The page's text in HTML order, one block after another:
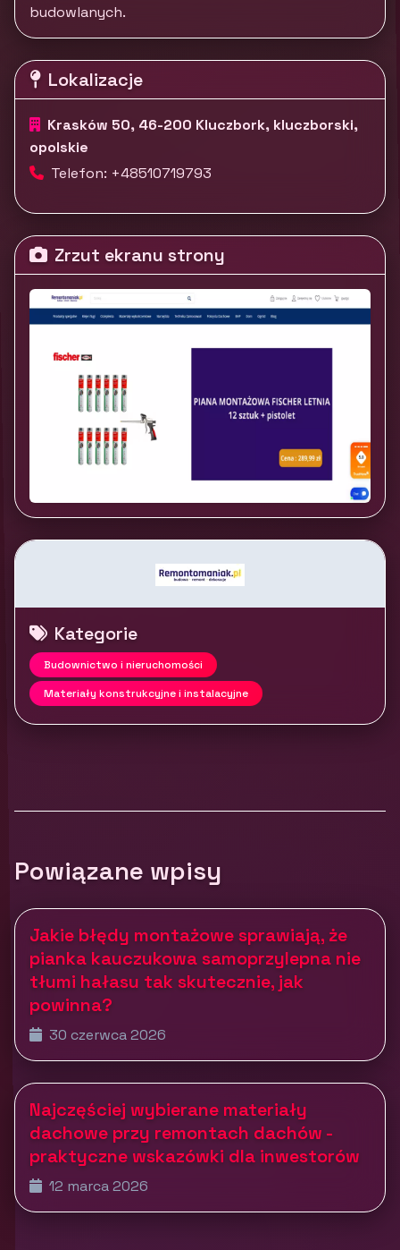
budowlanych.
Lokalizacje
Krasków 50, 46-200 Kluczbork, kluczborski,
opolskie
Telefon: +48510719793
Zrzut ekranu strony
Kategorie
Budownictwo i nieruchomości
Materiały konstrukcyjne i instalacyjne
Powiązane wpisy
Jakie błędy montażowe sprawiają, że
pianka kauczukowa samoprzylepna nie
tłumi hałasu tak skutecznie, jak
powinna?
30 czerwca 2026
Najczęściej wybierane materiały
dachowe przy remontach dachów -
praktyczne wskazówki dla inwestorów
12 marca 2026